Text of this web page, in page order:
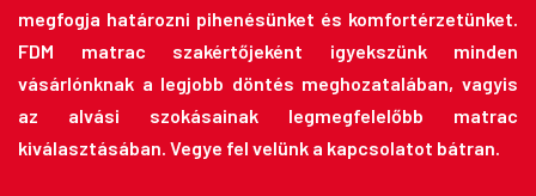
megfogja határozni pihenésünket és komfortérzetünket.
FDM matrac szakértőjeként igyekszünk minden
vásárlónknak a legjobb döntés meghozatalában, vagyis
az alvási szokásainak legmegfelelőbb matrac
kiválasztásában. Vegye fel velünk a kapcsolatot bátran.